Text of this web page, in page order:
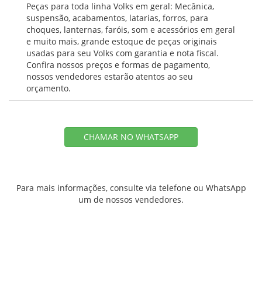
Peças para toda linha Volks em geral: Mecânica,
suspensão, acabamentos, latarias, forros, para
choques, lanternas, faróis, som e acessórios em geral
e muito mais, grande estoque de peças originais
usadas para seu Volks com garantia e nota fiscal.
Confira nossos preços e formas de pagamento,
nossos vendedores estarão atentos ao seu
orçamento.
CHAMAR NO WHATSAPP
Para mais informações, consulte via telefone ou WhatsApp
um de nossos vendedores.